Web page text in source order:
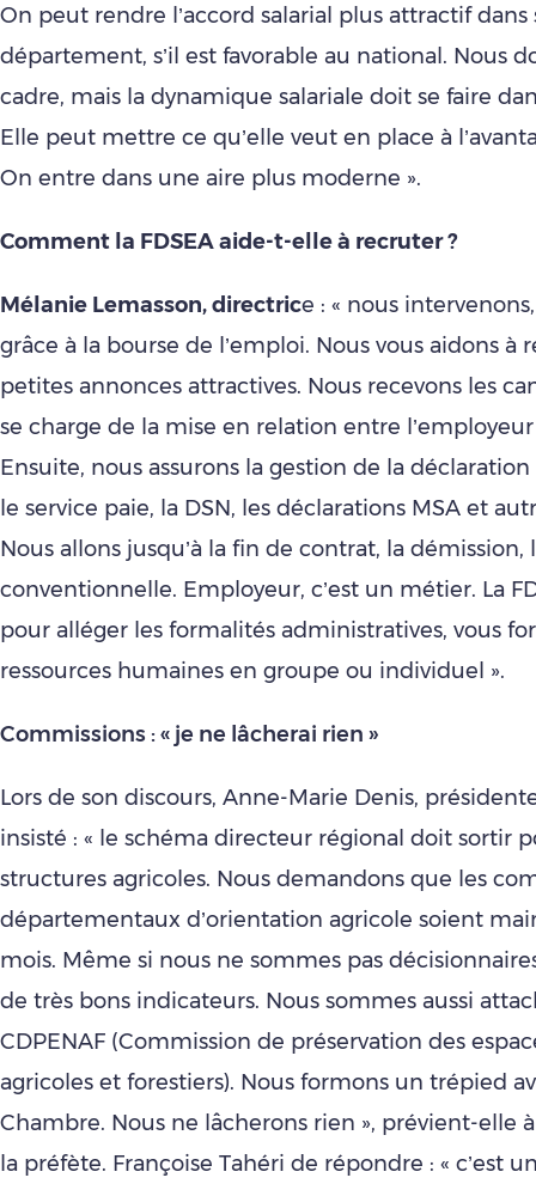
On peut rendre l’accord salarial plus attractif dans
département, s’il est favorable au national. Nous
cadre, mais la dynamique salariale doit se faire
Elle peut mettre ce qu’elle veut en place à
On entre dans une aire plus moderne ».
Comment la FDSEA aide-t-elle à recruter ?
Mélanie Lemasson, directrice : « nous
grâce à la bourse de l’emploi. Nous vous aidons à
petites annonces attractives. Nous recevons les
se charge de la mise en relation entre
Ensuite, nous assurons la gestion de la déclaration
le service paie, la DSN, les déclarations MSA et
Nous allons jusqu’à la fin de contrat, la
conventionnelle. Employeur, c’est un métier. La
pour alléger les formalités administratives, vous
ressources humaines en groupe ou individuel ».
Commissions : « je ne lâcherai rien »
Lors de son discours, Anne-Marie Denis,
insisté : « le schéma directeur régional doit sortir
structures agricoles. Nous demandons que les
départementaux d’orientation agricole soient
mois. Même si nous ne sommes pas
de très bons indicateurs. Nous sommes aussi
CDPENAF (Commission de préservation des
agricoles et forestiers). Nous formons un trépied
Chambre. Nous ne lâcherons rien », prévient-elle
la préfète. Françoise Tahéri de répondre : « c’est